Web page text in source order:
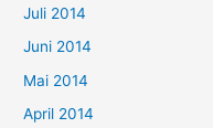
Juli 2014
Juni 2014
Mai 2014
April 2014